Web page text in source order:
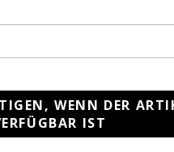
WENN DER
IST